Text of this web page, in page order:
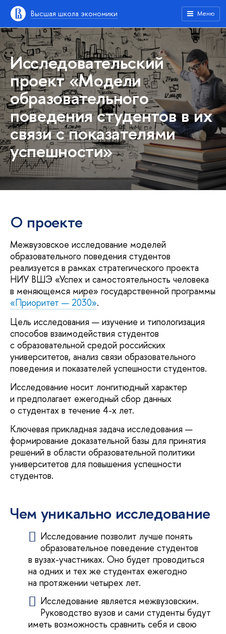
Высшая школа экономики Меню
Исследовательский
проект«Модели
образовательного
поведения студентов в их
связи с показателями
успешности»
О проекте
Межвузовское исследование моделей
образовательного поведения студентов
реализуется в рамках стратегического проекта
НИУ ВШЭ «Успех и самостоятельность человека
в меняющемся мире» государственной программы
«Приоритет — 2030».
Цель исследования — изучение и типологизация
способов взаимодействия студентов
с образовательной средой российских
университетов, анализ связи образовательного
поведения и показателей успешности студентов.
Исследование носит лонгитюдный характер
и предполагает ежегодный сбор данных
о студентах в течение 4-х лет.
Ключевая прикладная задача исследования —
формирование доказательной базы для принятия
решений в области образовательной политики
университетов для повышения успешности
студентов.
Чем уникально исследование
Исследование позволит лучше понять
образовательное поведение студентов
в вузах-участниках. Оно будет проводиться
на одних и тех же студентах ежегодно
на протяжении четырех лет.
Исследование является межвузовским.
Руководство вузов и сами студенты будут
иметь возможность сравнить себя и свою